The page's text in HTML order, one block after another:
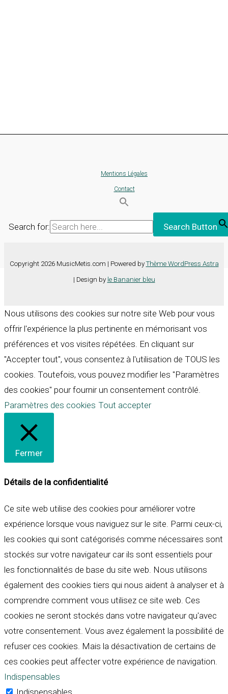
Mentions Légales
Contact
Search for: Search Button
Copyright 2026 MusicMetis.com | Powered by Thème WordPress Astra
| Design by le Bananier bleu
Nous utilisons des cookies sur notre site Web pour vous
offrir l'expérience la plus pertinente en mémorisant vos
préférences et vos visites répétées. En cliquant sur
"Accepter tout", vous consentez à l'utilisation de TOUS les
cookies. Toutefois, vous pouvez modifier les "Paramètres
des cookies" pour fournir un consentement contrôlé.
Paramètres des cookies Tout accepter
Fermer
Détails de la confidentialité
Ce site web utilise des cookies pour améliorer votre
expérience lorsque vous naviguez sur le site. Parmi ceux-ci,
les cookies qui sont catégorisés comme nécessaires sont
stockés sur votre navigateur car ils sont essentiels pour
les fonctionnalités de base du site web. Nous utilisons
également des cookies tiers qui nous aident à analyser et à
comprendre comment vous utilisez ce site web. Ces
cookies ne seront stockés dans votre navigateur qu'avec
votre consentement. Vous avez également la possibilité de
refuser ces cookies. Mais la désactivation de certains de
ces cookies peut affecter votre expérience de navigation.
Indispensables